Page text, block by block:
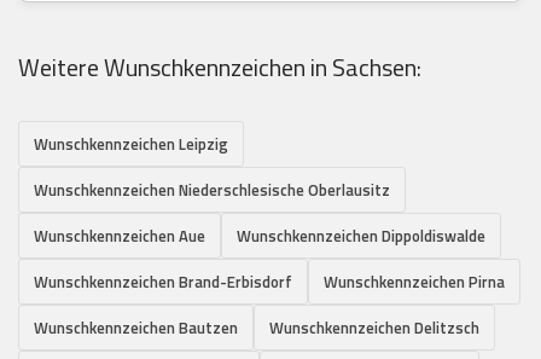
Weitere Wunschkennzeichen in Sachsen:
Wunschkennzeichen Leipzig
Wunschkennzeichen Niederschlesische Oberlausitz
Wunschkennzeichen Aue
Wunschkennzeichen Dippoldiswalde
Wunschkennzeichen Brand-Erbisdorf
Wunschkennzeichen Pirna
Wunschkennzeichen Bautzen
Wunschkennzeichen Delitzsch